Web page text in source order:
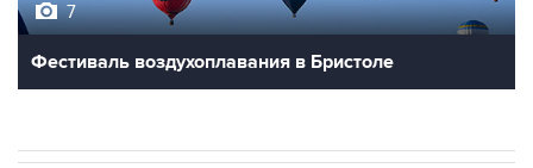
7
Фестиваль воздухоплавания в Бристоле